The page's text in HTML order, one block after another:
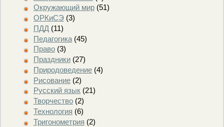
Окружающий мир(51)
ОРКиСЭ(3)
ПДД (11)
Педагогика(45)
Право(3)
Праздники(27)
Природоведение(4)
Рисование(2)
Русский язык(21)
Творчество(2)
Технология (6)
Тригонометрия (2)